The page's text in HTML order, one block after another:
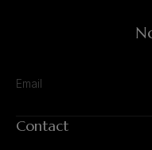
Contact